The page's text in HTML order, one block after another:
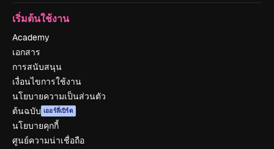
เริ่มต้นใช้งาน
Academy
เอกสาร
การสนับสนุน
เงื่อนไขการใช้งาน
นโยบายความเป็นส่วนตัว
ต้นฉบับ เออร์ลี่เบิร์ด
นโยบายคุกกี้
ศูนย์ความน่าเชื่อถือ